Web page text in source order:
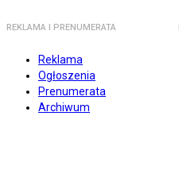
REKLAMA I PRENUMERATA
Reklama
Ogłoszenia
Prenumerata
Archiwum